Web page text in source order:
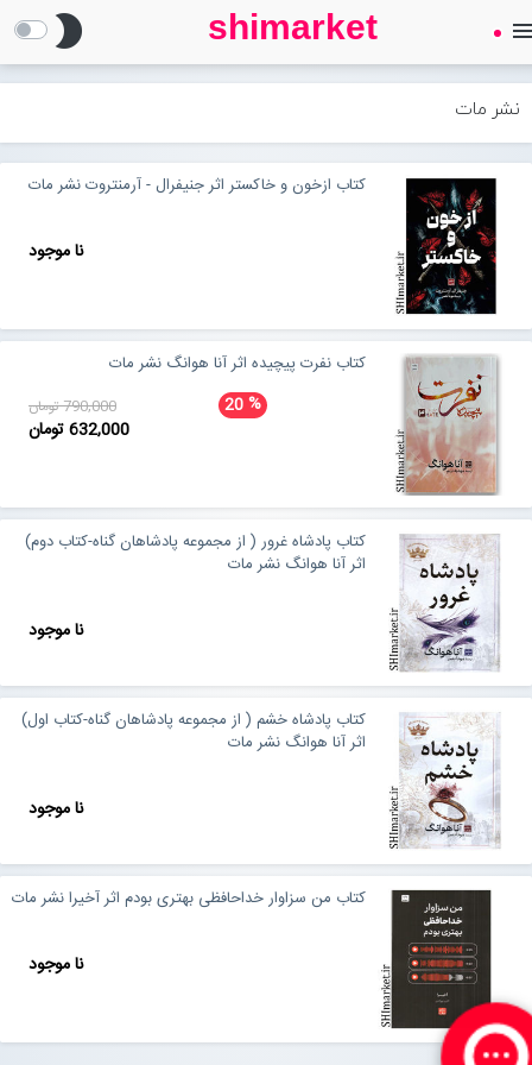
SHIMARKET
درباره ما
بلاگ
Open submenu (محصولات)
محصولات
تماس با ما
ورود به سایت
brightness_2 shimarket
نشر مات
کتاب ازخون و خاکستر اثر جنیفرال - آرمنتروت نشر مات
نا موجود
کتاب نفرت پیچیده اثر آنا هوانگ نشر مات
20% 790,000 تومان
632,000 تومان
کتاب پادشاه غرور ( از مجموعه پادشاهان گناه-کتاب دوم)
اثر آنا هوانگ نشر مات
نا موجود
کتاب پادشاه خشم ( از مجموعه پادشاهان گناه-کتاب اول)
اثر آنا هوانگ نشر مات
نا موجود
کتاب من سزاوار خداحافظی بهتری بودم اثر آخیرا نشر مات
نا موجود